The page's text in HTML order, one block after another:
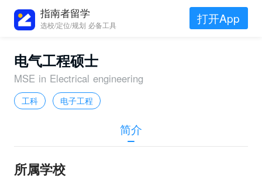
指南者留学
选校/定位/规划 必备工具 打开App
电气工程硕士
MSE in Electrical engineering
工科 电子工程
简介
所属学校